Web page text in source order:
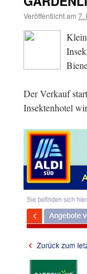
Veröffentlicht am 7.
Der Verkauf
Insektenhotel